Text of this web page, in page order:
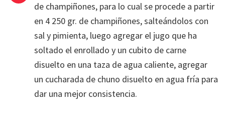
de champiñones, para lo cual se procede a partir
en 4 250 gr. de champiñones, salteándolos con
sal y pimienta, luego agregar el jugo que ha
soltado el enrollado y un cubito de carne
disuelto en una taza de agua caliente, agregar
un cucharada de chuno disuelto en agua fría para
dar una mejor consistencia.